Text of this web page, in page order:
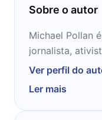
Sobre o autor
Michael Pollan
jornalista,
na UC Berkeley
Nova York, em uma
do autor e
Ver perfil do
Ler mais